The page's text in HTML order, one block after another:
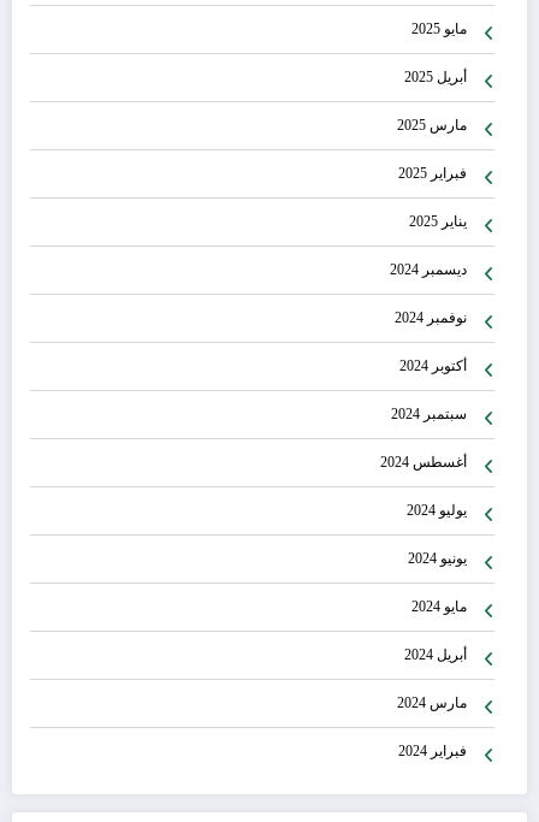
مايو 2025
أبريل 2025
مارس 2025
فبراير 2025
يناير 2025
ديسمبر 2024
نوفمبر 2024
أكتوبر 2024
سبتمبر 2024
أغسطس 2024
يوليو 2024
يونيو 2024
مايو 2024
أبريل 2024
مارس 2024
فبراير 2024